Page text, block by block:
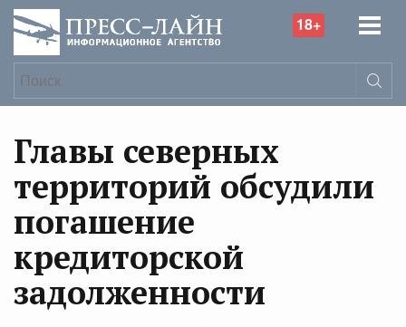
18+
Главы северных
территорий обсудили
погашение
кредиторской
задолженности